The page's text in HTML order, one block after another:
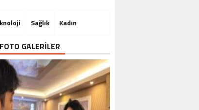
Alıyor
Sağlık Kadın
GALERİLER